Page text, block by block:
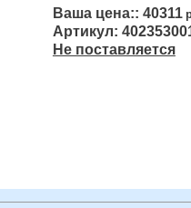
40311
Не поставляется